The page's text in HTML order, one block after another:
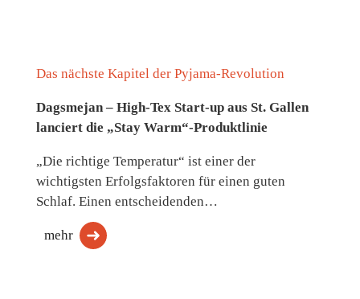
Das nächste Kapitel der Pyjama-Revolution
Dagsmejan – High-Tex Start-up aus St. Gallen
lanciert die „Stay Warm“-Produktlinie
„Die richtige Temperatur“ ist einer der
wichtigsten Erfolgsfaktoren für einen guten
Schlaf. Einen entscheidenden…
mehr